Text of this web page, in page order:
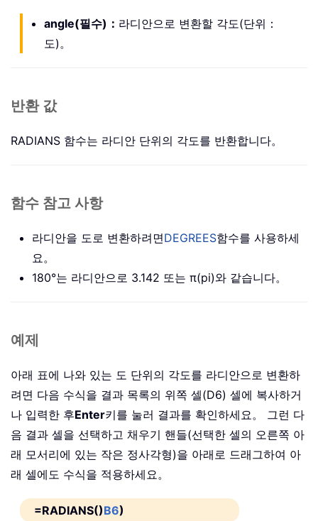
angle(필수)： 라디안으로 변환할 각도(단위：
도)。
반환 값
RADIANS 함수는 라디안 단위의 각도를 반환합니다。
함수 참고 사항
라디안을 도로 변환하려면DEGREES함수를 사용하세
요。
180°는 라디안으로 3.142 또는 π(pi)와 같습니다。
예제
아래 표에 나와 있는 도 단위의 각도를 라디안으로 변환하
려면 다음 수식을 결과 목록의 위쪽 셀(D6) 셀에 복사하거
나 입력한 후Enter키를 눌러 결과를 확인하세요。 그런 다
음 결과 셀을 선택하고 채우기 핸들(선택한 셀의 오른쪽 아
래 모서리에 있는 작은 정사각형)을 아래로 드래그하여 아
래 셀에도 수식을 적용하세요。
=RADIANS()B6)